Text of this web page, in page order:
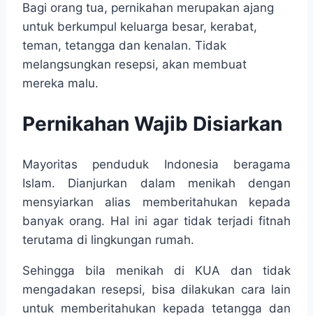
Bagi orang tua, pernikahan merupakan ajang
untuk berkumpul keluarga besar, kerabat,
teman, tetangga dan kenalan. Tidak
melangsungkan resepsi, akan membuat
mereka malu.
Pernikahan Wajib Disiarkan
Mayoritas penduduk Indonesia beragama
Islam. Dianjurkan dalam menikah dengan
mensyiarkan alias memberitahukan kepada
banyak orang. Hal ini agar tidak terjadi fitnah
terutama di lingkungan rumah.
Sehingga bila menikah di KUA dan tidak
mengadakan resepsi, bisa dilakukan cara lain
untuk memberitahukan kepada tetangga dan